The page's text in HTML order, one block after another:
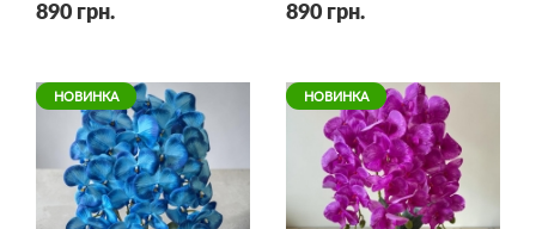
890 грн. 890 грн.
НОВИНКА НОВИНКА